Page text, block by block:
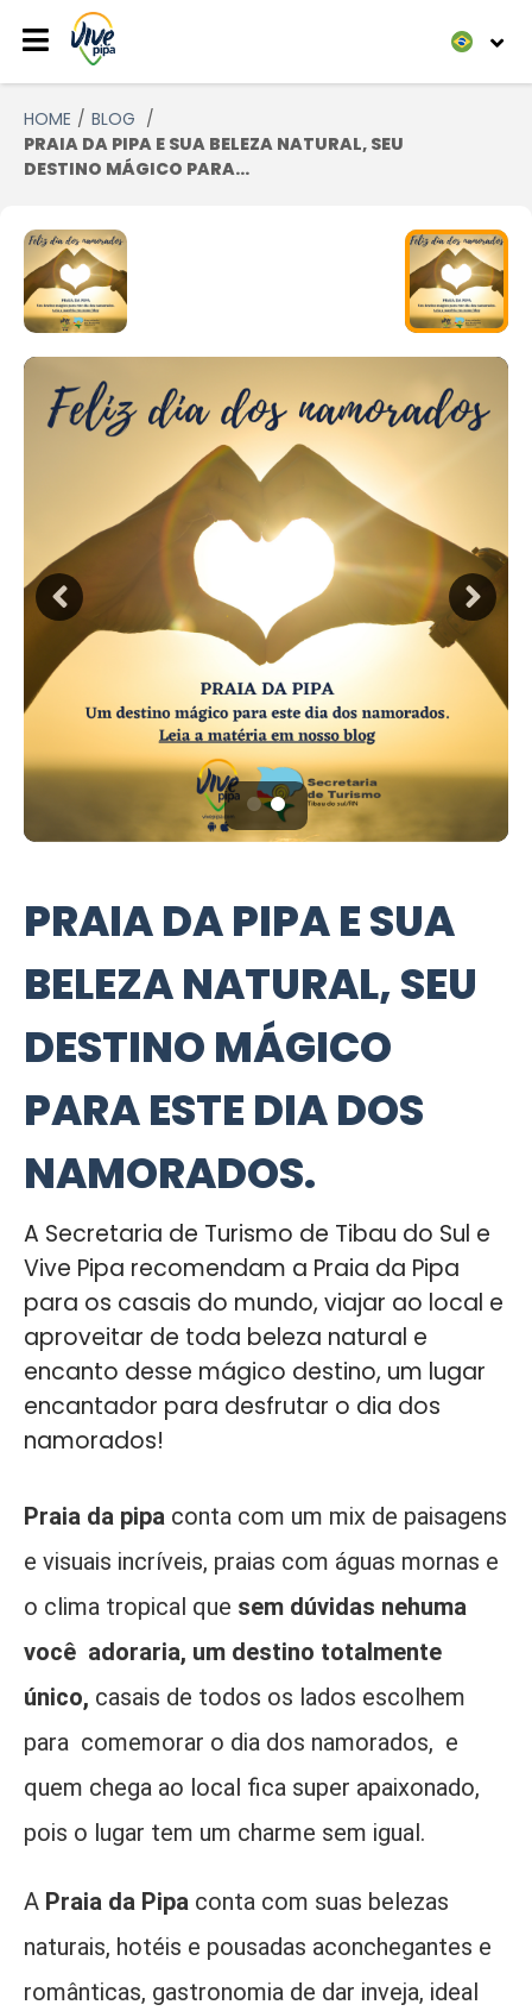
HOME
BLOG
PRAIA DA PIPA E SUA BELEZA NATURAL, SEU
DESTINO MÁGICO PARA...
PRAIA DA PIPA E SUA
BELEZA NATURAL, SEU
DESTINO MÁGICO
PARA ESTE DIA DOS
NAMORADOS.
A Secretaria de Turismo de Tibau do Sul e
Vive Pipa recomendam a Praia da Pipa
para os casais do mundo, viajar ao local e
aproveitar de toda beleza natural e
encanto desse mágico destino, um lugar
encantador para desfrutar o dia dos
namorados!
Praia da pipa conta com um mix de paisagens
e visuais incríveis, praias com águas mornas e
o clima tropical que sem dúvidas nehuma
você adoraria, um destino totalmente
único, casais de todos os lados escolhem
para comemorar o dia dos namorados, e
quem chega ao local fica super apaixonado,
pois o lugar tem um charme sem igual.
A Praia da Pipa conta com suas belezas
naturais, hotéis e pousadas aconchegantes e
românticas, gastronomia de dar inveja, ideal